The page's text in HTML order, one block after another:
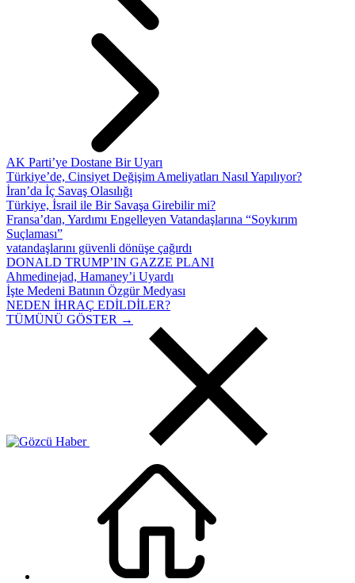
AK Parti’ye Dostane Bir Uyarı
Türkiye’de, Cinsiyet Değişim Ameliyatları Nasıl Yapılıyor?
İran’da İç Savaş Olasılığı
Türkiye, İsrail ile Bir Savaşa Girebilir mi?
Fransa’dan, Yardımı Engelleyen Vatandaşlarına “Soykırım
Suçlaması”
vatandaşlarını güvenli dönüşe çağırdı
DONALD TRUMP’IN GAZZE PLANI
Ahmedinejad, Hamaney’i Uyardı
İşte Medeni Batının Özgür Medyası
NEDEN İHRAÇ EDİLDİLER?
TÜMÜNÜ GÖSTER →